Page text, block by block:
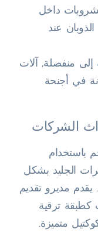
داخل
عند
إلى منفصلة, آلات
في أجنحة
الشركات
باستخدام
الجليد بشكل
يقدم مديرو تقديم
كطبقة ترقية
متميزة.